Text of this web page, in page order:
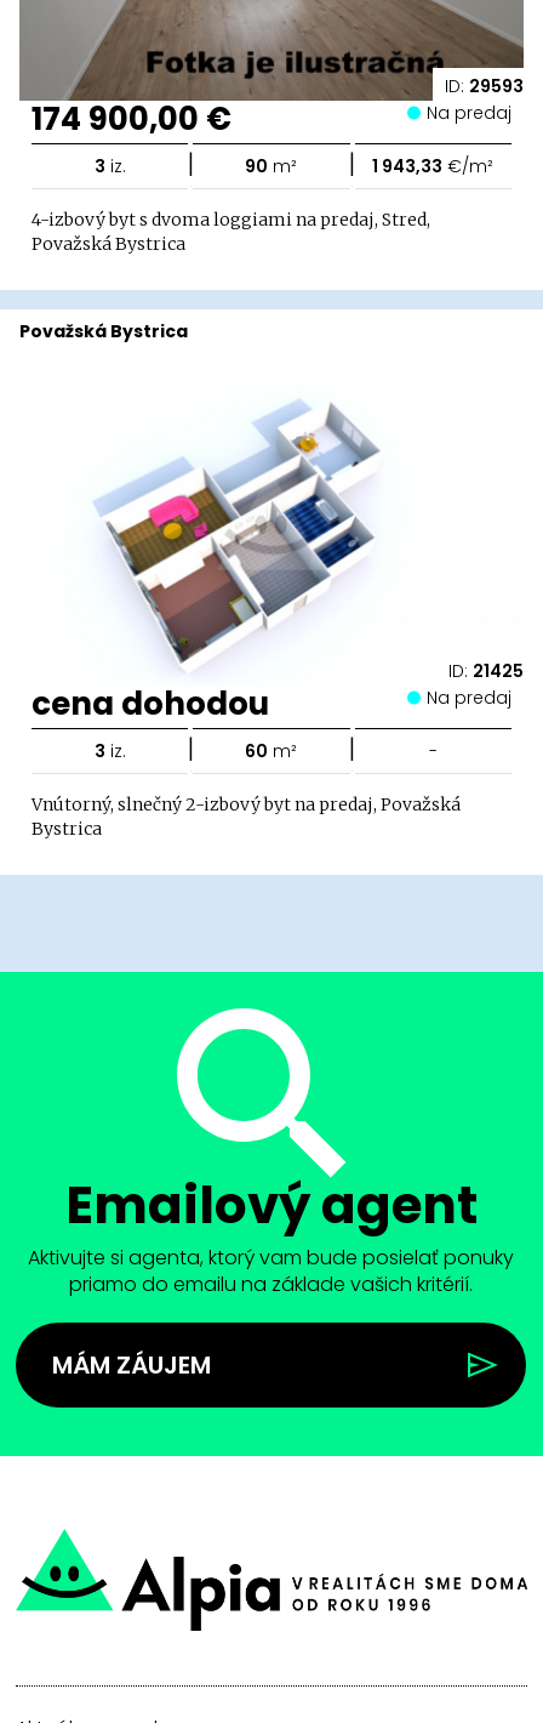
ID: 29593
174 900,00 € Na predaj
3 iz. | 90 m² | 1 943,33 €/m²
4-izbový byt s dvoma loggiami na predaj, Stred,
Považská Bystrica
ID: 21425
Považská Bystrica
cena dohodou Na predaj
3 iz. | 60 m² | -
Vnútorný, slnečný 2-izbový byt na predaj, Považská
Bystrica
Emailový agent
Aktivujte si agenta, ktorý vam bude posielať ponuky
priamo do emailu na základe vašich kritérií.
MÁM ZÁUJEM